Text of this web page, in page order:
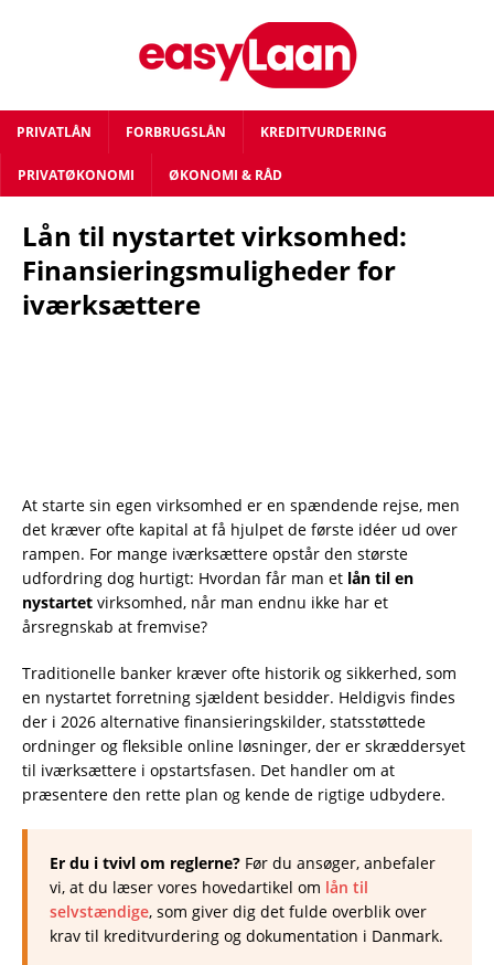
PRIVATLÅN FORBRUGSLÅN KREDITVURDERING
PRIVATØKONOMI ØKONOMI & RÅD
Lån til nystartet virksomhed:
Finansieringsmuligheder for
iværksættere
At starte sin egen virksomhed er en spændende rejse, men
det kræver ofte kapital at få hjulpet de første idéer ud over
rampen. For mange iværksættere opstår den største
udfordring dog hurtigt: Hvordan får man et lån til en
nystartet virksomhed, når man endnu ikke har et
årsregnskab at fremvise?
Traditionelle banker kræver ofte historik og sikkerhed, som
en nystartet forretning sjældent besidder. Heldigvis findes
der i 2026 alternative finansieringskilder, statsstøttede
ordninger og fleksible online løsninger, der er skræddersyet
til iværksættere i opstartsfasen. Det handler om at
præsentere den rette plan og kende de rigtige udbydere.
Er du i tvivl om reglerne? Før du ansøger, anbefaler
vi, at du læser vores hovedartikel om lån til
selvstændige, som giver dig det fulde overblik over
krav til kreditvurdering og dokumentation i Danmark.